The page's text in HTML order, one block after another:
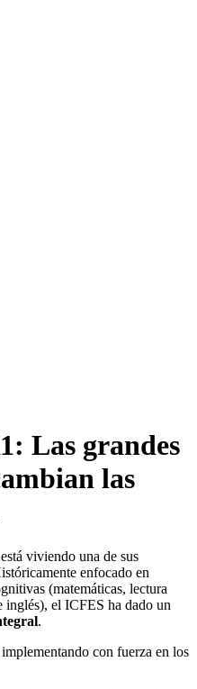
Las grandes
las
viviendo una de sus
enfocado en
(matemáticas, lectura
inglés), el ICFES ha dado un
.
con fuerza en los